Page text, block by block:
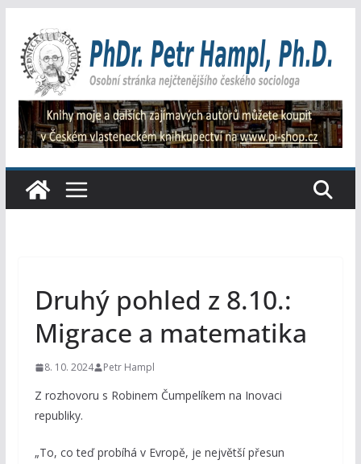
obsah
Druhý pohled z 8.10.:
Migrace a matematika
8. 10. 2024 Petr Hampl
Z rozhovoru s Robinem Čumpelíkem na Inovaci
republiky.
„To, co teď probíhá v Evropě, je největší přesun